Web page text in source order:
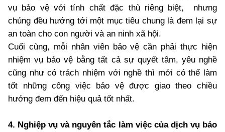
vụ bảo vệ với tính chất đặc thù riêng biệt, nhưng
chúng đều hướng tới một mục tiêu chung là đem lại sự
an toàn cho con người và an ninh xã hội.
Cuối cùng, mỗi nhân viên bảo vệ cần phải thực hiện
nhiệm vụ bảo vệ bằng tất cả sự quyết tâm, yêu nghề
cũng như có trách nhiệm với nghề thì mới có thể làm
tốt những công việc bảo vệ được giao theo chiều
hướng đem đến hiệu quả tốt nhất.
4. Nghiệp vụ và nguyên tắc làm việc của dịch vụ bảo